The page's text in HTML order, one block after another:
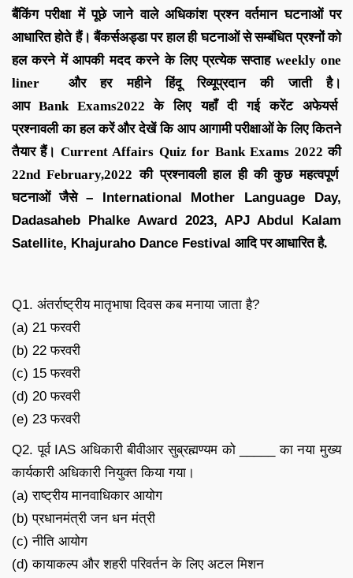
बैंकिंग परीक्षा में पूछे जाने वाले अधिकांश प्रश्न वर्तमान घटनाओं पर
आधारित होते हैं।बैंकर्सअड्डा परहाल ही घटनाओं से सम्बंधित प्रश्नों को
हल करने में आपकी मदद करने के लिएप्रत्येक सप्ताह weekly one
liner और हर महीनेहिंदू रिव्यूप्रदान की जाती है।
आपBankExams2022के लिए यहाँ दी गई करेंट अफेयर्स
प्रश्नावलीका हल करें और देखें कि आप आगामी परीक्षाओं के लिए कितने
तैयार हैं। Current Affairs Quiz for Bank Exams 2022की
22nd February,2022कीप्रश्नावली हाल ही की कुछ महत्वपूर्ण
घटनाओं जैसे – International Mother Language Day,
Dadasaheb Phalke Award 2023, APJ Abdul Kalam
Satellite, Khajuraho Dance Festival आदिपर आधारित है.
Q1. अंतर्राष्ट्रीय मातृभाषा दिवस कब मनाया जाता है?
(a) 21 फरवरी
(b) 22 फरवरी
(c) 15 फरवरी
(d) 20 फरवरी
(e) 23 फरवरी
Q2. पूर्व IAS अधिकारी बीवीआर सुब्रह्मण्यम को _____ का नया मुख्य
कार्यकारी अधिकारी नियुक्त किया गया।
(a) राष्ट्रीय मानवाधिकार आयोग
(b) प्रधानमंत्री जन धन मंत्री
(c) नीति आयोग
(d) कायाकल्प और शहरी परिवर्तन के लिए अटल मिशन